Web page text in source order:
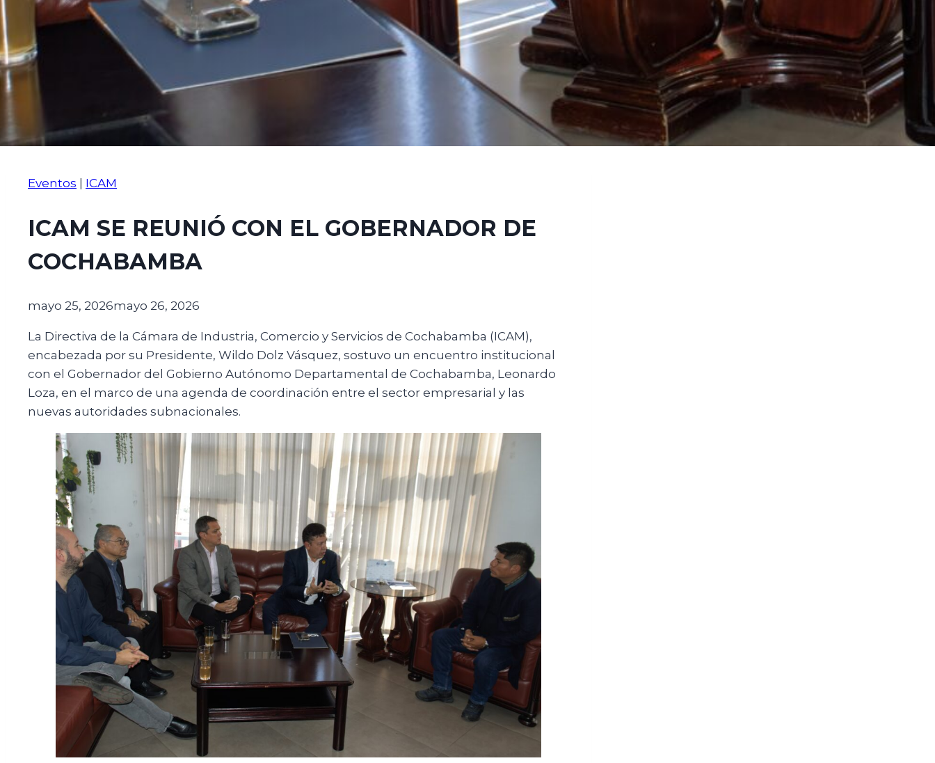
Eventos ICAM
ICAM SE REUNIÓ CON EL GOBERNADOR DE
COCHABAMBA
mayo 25, 2026mayo 26, 2026
La Directiva de la Cámara de Industria, Comercio y Servicios de Cochabamba (ICAM),
encabezada por su Presidente, Wildo Dolz Vásquez, sostuvo un encuentro institucional
con el Gobernador del Gobierno Autónomo Departamental de Cochabamba, Leonardo
Loza, en el marco de una agenda de coordinación entre el sector empresarial y las
nuevas autoridades subnacionales.